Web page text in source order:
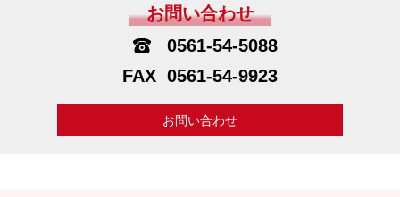
お問い合わせ
0561-54-5088
0561-54-9923
お問い合わせ